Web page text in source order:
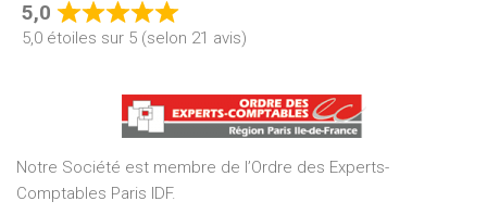
5,0
Rated
of
5
5,0 étoiles sur 5 (selon 21 avis)
Notre Société est membre de l’Ordre des Experts-
Comptables Paris IDF.